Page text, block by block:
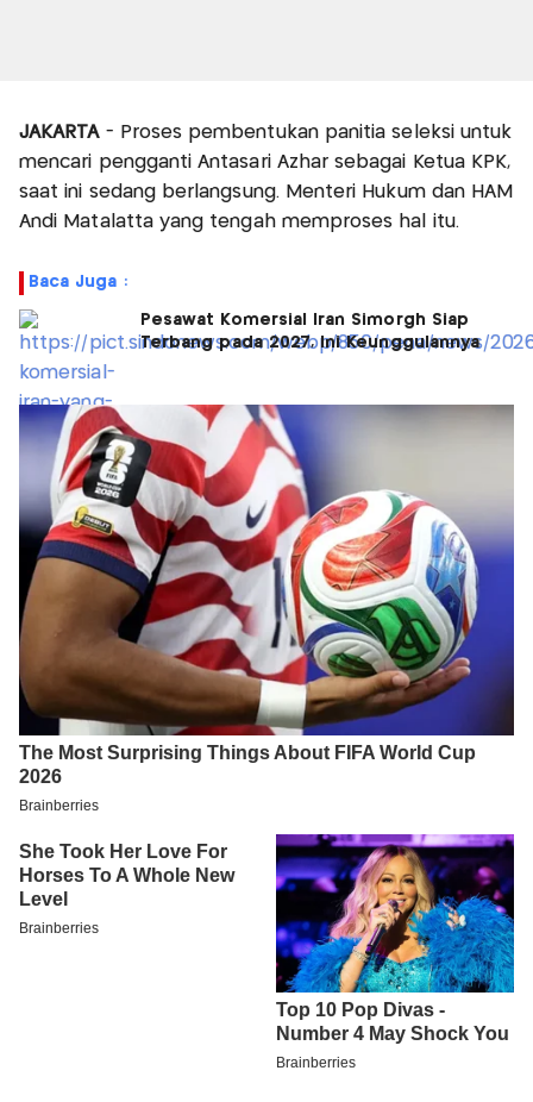
JAKARTA- Proses pembentukan panitia seleksi untuk
mencari pengganti Antasari Azhar sebagai Ketua KPK,
saat ini sedang berlangsung. Menteri Hukum dan HAM
Andi Matalatta yang tengah memproses hal itu.
Baca Juga :
Pesawat Komersial Iran Simorgh Siap
Terbang pada 2027, Ini Keunggulannya